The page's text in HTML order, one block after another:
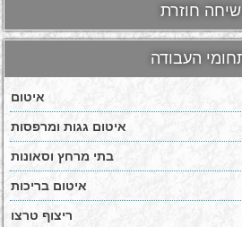
שיחה חוזרת
איטום
איטום גגות ומרפסות
בתי מרחץ וסאונות
איטום בריכות
ריצוף טרצו